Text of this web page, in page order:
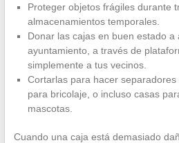
Proteger objetos frágiles durante
almacenamientos temporales.
Donar las cajas en buen estado
ayuntamiento, a través de
simplemente a tus vecinos.
Cortarlas para hacer
para bricolaje, o incluso casas
mascotas.
Cuando una caja está demasiado